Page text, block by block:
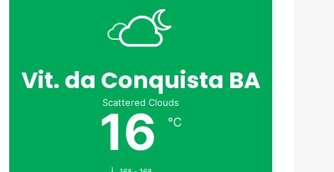
Vit. da Conquista BA
Scattered Clouds
16 ℃